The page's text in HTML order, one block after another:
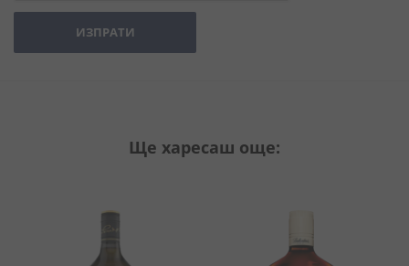
ИЗПРАТИ
Ще харесаш още: